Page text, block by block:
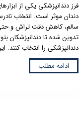
فرز دندانپزشکی یکی از
دندان موثر است. انتخاب
سالم، کاهش دقت تراش و
تدوین شده تا دندانپزشکان
دندانپزشکی را انتخاب
ادامه مطلب